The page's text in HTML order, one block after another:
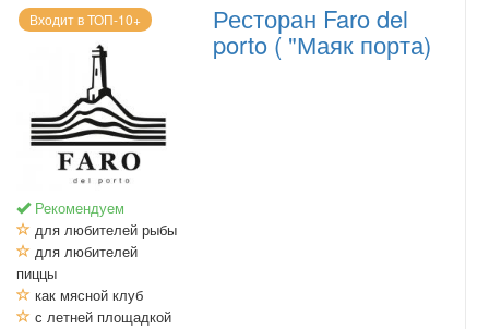
Входит в ТОП-10+
Рекомендуем
для любителей рыбы
для любителей
пиццы
как мясной клуб
с летней площадкой
Ресторан Faro del
porto ( "Маяк порта)